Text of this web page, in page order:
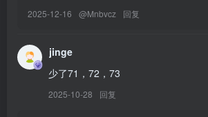
[8.26更1]
[7.15更1]
Nyako喵子 – NO.069 碧蓝航线镇海 [46P-378M]
2025-12-16 @Mnbvcz 回复
jinge
少了71，72，73
2025-10-28 回复